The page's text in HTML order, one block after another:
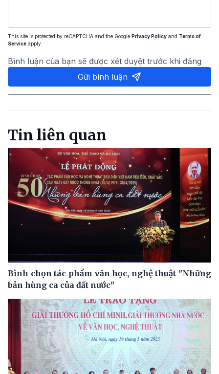
This site is protected by reCAPTCHA and the Google Privacy Policy and Terms of
Service apply.
Bình luận của bạn sẽ được xét duyệt trước khi đăng
Gửi bình luận
Tin liên quan
Bình chọn tác phẩm văn học, nghệ thuật "Những
bản hùng ca của đất nước"